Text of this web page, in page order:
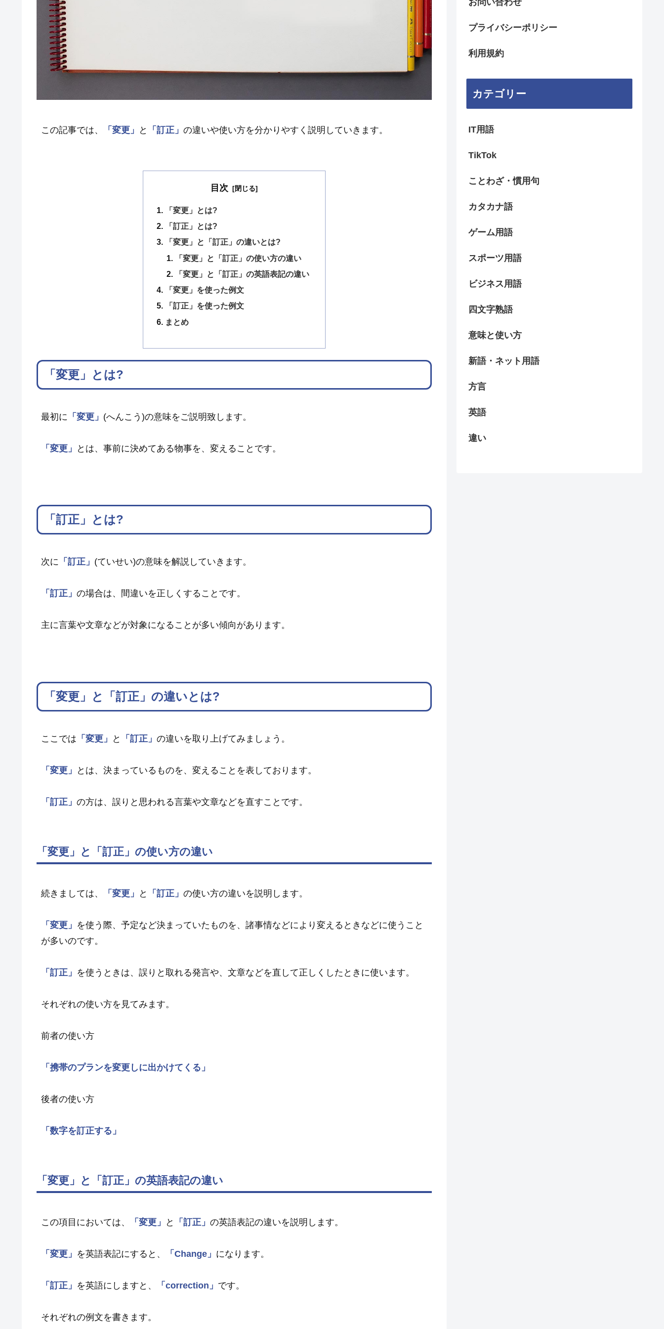
この記事では、 「変更」 と 「訂正」 の違いや使い方を分かりやすく説明していきます。
目次
「変更」とは?
「訂正」とは?
「変更」と「訂正」の違いとは?
「変更」と「訂正」の使い方の違い
「変更」と「訂正」の英語表記の違い
「変更」を使った例文
「訂正」を使った例文
まとめ
「変更」とは?
最初に 「変更」 (へんこう)の意味をご説明致します。
「変更」 とは、事前に決めてある物事を、変えることです。
「訂正」とは?
次に 「訂正」 (ていせい)の意味を解説していきます。
「訂正」 の場合は、間違いを正しくすることです。
主に言葉や文章などが対象になることが多い傾向があります。
「変更」と「訂正」の違いとは?
ここでは 「変更」 と 「訂正」 の違いを取り上げてみましょう。
「変更」 とは、決まっているものを、変えることを表しております。
「訂正」 の方は、誤りと思われる言葉や文章などを直すことです。
「変更」と「訂正」の使い方の違い
続きましては、 「変更」 と 「訂正」 の使い方の違いを説明します。
「変更」 を使う際、予定など決まっていたものを、諸事情などにより変えるときなどに使うこと
が多いのです。
「訂正」 を使うときは、誤りと取れる発言や、文章などを直して正しくしたときに使います。
それぞれの使い方を見てみます。
前者の使い方
「携帯のプランを変更しに出かけてくる」
後者の使い方
「数字を訂正する」
「変更」と「訂正」の英語表記の違い
この項目においては、 「変更」 と 「訂正」 の英語表記の違いを説明します。
「変更」 を英語表記にすると、 「Change」 になります。
「訂正」 を英語にしますと、 「correction」 です。
それぞれの例文を書きます。
プライバシーポリシー
利用規約
カテゴリー
IT用語
TikTok
ことわざ・慣用句
カタカナ語
ゲーム用語
スポーツ用語
ビジネス用語
四文字熟語
意味と使い方
新語・ネット用語
方言
英語
違い